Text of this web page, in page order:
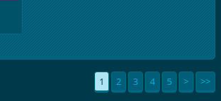
1 2 3 4 5 > >>